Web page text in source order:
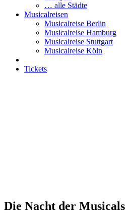
… alle Städte
Musicalreisen
Musicalreise Berlin
Musicalreise Hamburg
Musicalreise Stuttgart
Musicalreise Köln
Tickets
Die Nacht der Musicals